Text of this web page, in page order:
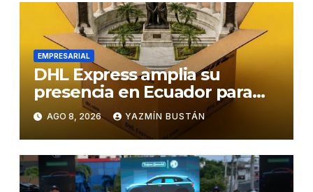
EMPRESARIAL
DHL Express amplia su
presencia en Ecuador para
responder al crecimiento de
las exportaciones
AGO 8, 2026 YAZMÍN BUSTÁN